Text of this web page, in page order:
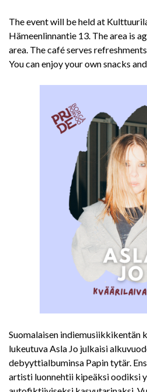
The event will be held at
Hämeenlinnantie 13. The area is
area. The café serves
You can enjoy your own snacks
Suomalaisen indiemusiikkikentän
lukeutuva Asla Jo julkaisi
debyyttialbuminsa Papin tytär.
artisti luonnehtii kipeäksi oodiksi